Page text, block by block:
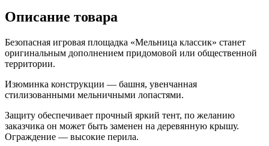
Описание товара
Безопасная игровая площадка «Мельница классик» станет
оригинальным дополнением придомовой или общественной
территории.
Изюминка конструкции — башня, увенчанная
стилизованными мельничными лопастями.
Защиту обеспечивает прочный яркий тент, по желанию
заказчика он может быть заменен на деревянную крышу.
Ограждение — высокие перила.